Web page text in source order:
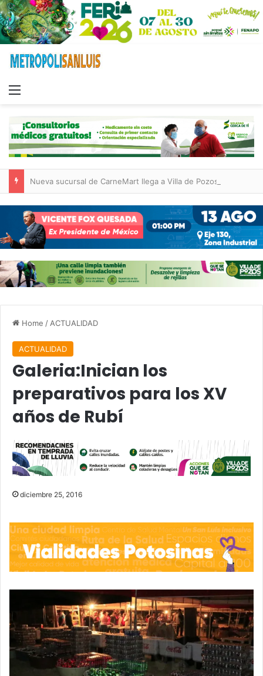
Home / ACTUALIDAD
ACTUALIDAD
Galeria:Inician los
preparativos para los XV
años de Rubí
diciembre 25, 2016